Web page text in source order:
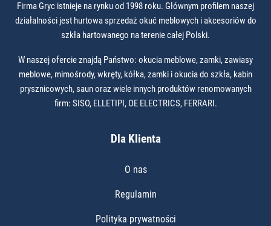
Firma Gryc istnieje na rynku od 1998 roku. Głównym profilem naszej
działalności jest hurtowa sprzedaż okuć meblowych i akcesoriów do
szkła hartowanego na terenie całej Polski.
W naszej ofercie znajdą Państwo: okucia meblowe, zamki, zawiasy
meblowe, mimośrody, wkręty, kółka, zamki i okucia do szkła, kabin
prysznicowych, saun oraz wiele innych produktów renomowanych
firm: SISO, ELLETIPI, OE ELECTRICS, FERRARI.
Dla Klienta
O nas
Regulamin
Polityka prywatności